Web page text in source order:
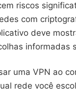
riscos
com
deve
informadas
uma VPN ao
rede você